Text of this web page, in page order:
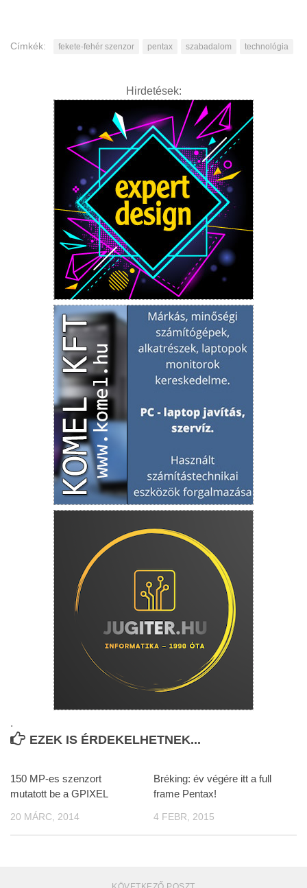
Címkék: fekete-fehér szenzor pentax szabadalom technológia
Hirdetések:
.
EZEK IS ÉRDEKELHETNEK...
150 MP-es szenzort
mutatott be a GPIXEL
20 MÁRC, 2014
Bréking: év végére itt a full
frame Pentax!
4 FEBR, 2015